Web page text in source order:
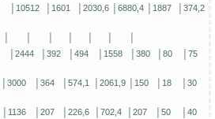
│10512 │1601 │2030,6 │6880,4 │1887
│374,2
│2444 │392 │494 │1558 │380 │80
│75
│3000 │364 │574,1 │2061,9 │150 │18
│30
│1136 │207 │226,6 │702,4 │207 │50
│40